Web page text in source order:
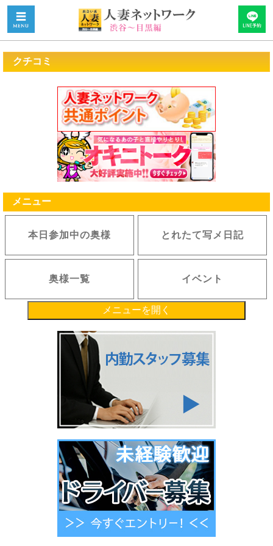
クチコミ
メニュー
本日参加中の奥様 とれたて写メ日記
奥様一覧 イベント
メニューを開く